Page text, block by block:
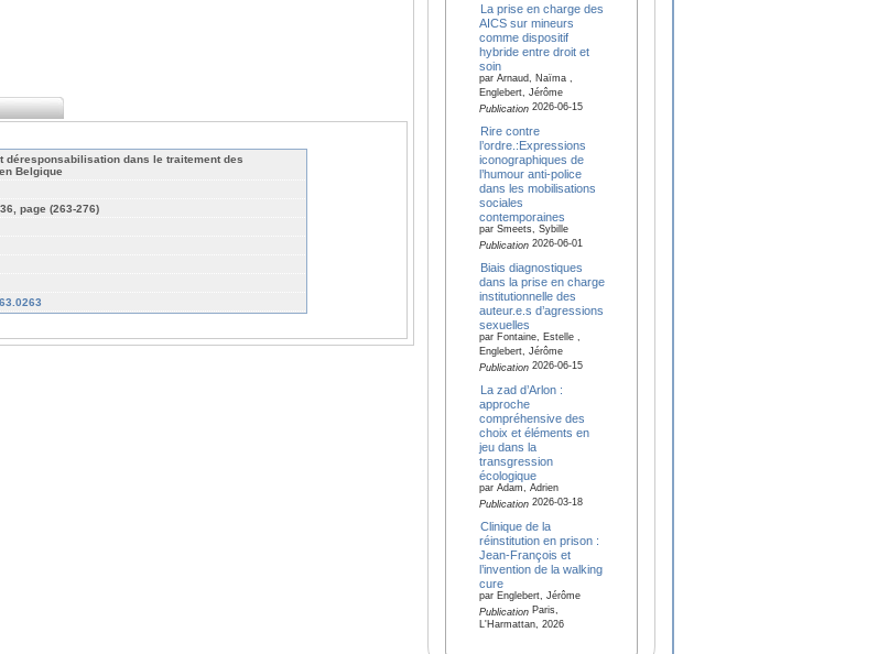
déresponsabilisation dans le traitement des
Belgique
page (263-276)
La prise en charge des
AICS sur mineurs
comme dispositif
hybride entre droit et
soin
par Arnaud, Naïma ,
Englebert, Jérôme
Publication2026-06-15
Rire contre
l’ordre.:Expressions
iconographiques de
l’humour anti-police
dans les mobilisations
sociales
contemporaines
par Smeets, Sybille
Publication2026-06-01
Biais diagnostiques
dans la prise en charge
institutionnelle des
auteur.e.s d’agressions
sexuelles
par Fontaine, Estelle ,
Englebert, Jérôme
Publication2026-06-15
La zad d’Arlon :
approche
compréhensive des
choix et éléments en
jeu dans la
transgression
écologique
par Adam, Adrien
Publication2026-03-18
Clinique de la
réinstitution en prison :
Jean-François et
l’invention de la walking
cure
par Englebert, Jérôme
PublicationParis,
L'Harmattan, 2026